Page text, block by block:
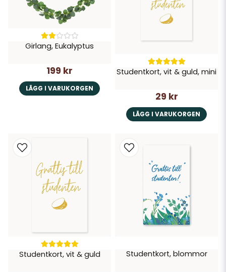
Girlang, Eukalyptus
199 kr
LÄGG I VARUKORGEN
Studentkort, vit & guld, mini
29 kr
LÄGG I VARUKORGEN
Studentkort, vit & guld Studentkort, blommor